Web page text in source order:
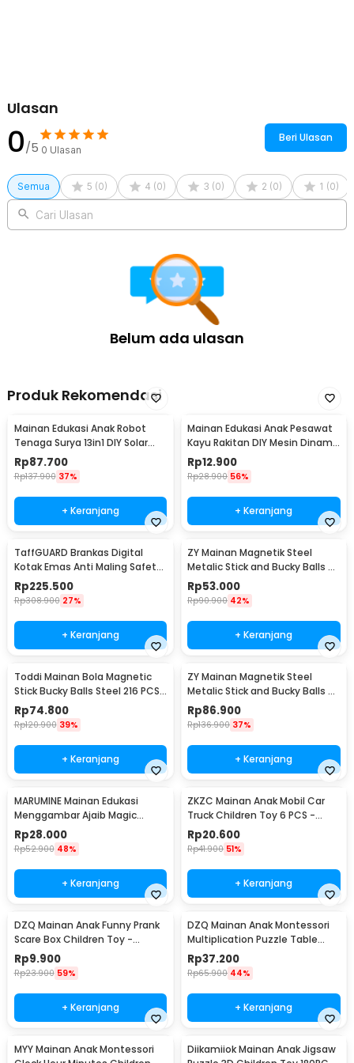
Ulasan
0/5 0 Ulasan
Beri Ulasan
Semua 5 (0) 4 (0) 3 (0) 2 (0) 1 (0)
Cari Ulasan
Belum ada ulasan
Produk Rekomendasi
Mainan Edukasi Anak Robot
Tenaga Surya 13in1 DIY Solar
Robot STEM - 2115A
Rp87.700
Rp137.900 37%
+ Keranjang
Mainan Edukasi Anak Pesawat
Kayu Rakitan DIY Mesin Dinamo
Elektrik - HF2205
Rp12.900
Rp28.900 56%
+ Keranjang
TaffGUARD Brankas Digital
Kotak Emas Anti Maling Safety
230x170x170mm - EB30
Rp225.500
Rp308.900 27%
+ Keranjang
ZY Mainan Magnetik Steel
Metalic Stick and Bucky Balls -
005
Rp53.000
Rp90.900 42%
+ Keranjang
Toddi Mainan Bola Magnetic
Stick Bucky Balls Steel 216 PCS
4.6x4.6x4.6mm - TH7005A
Rp74.800
Rp120.900 39%
+ Keranjang
ZY Mainan Magnetik Steel
Metalic Stick and Bucky Balls -
J75
Rp86.900
Rp136.900 37%
+ Keranjang
MARUMINE Mainan Edukasi
Menggambar Ajaib Magic
Luminous A4 - F66-A4L
Rp28.000
Rp52.900 48%
+ Keranjang
ZKZC Mainan Anak Mobil Car
Truck Children Toy 6 PCS -
XY422
Rp20.600
Rp41.900 51%
+ Keranjang
DZQ Mainan Anak Funny Prank
Scare Box Children Toy -
QW089
Rp9.900
Rp23.900 59%
+ Keranjang
DZQ Mainan Anak Montessori
Multiplication Puzzle Table
Math - QWZ45
Rp37.200
Rp65.900 44%
+ Keranjang
MYY Mainan Anak Montessori
Diikamiiok Mainan Anak Jigsaw